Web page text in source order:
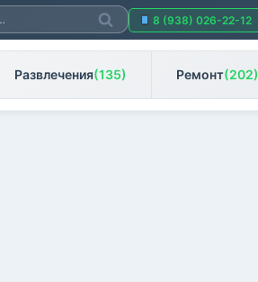
Поиск
8 (938) 026-22-12
Развлечения(135) Ремонт(202)